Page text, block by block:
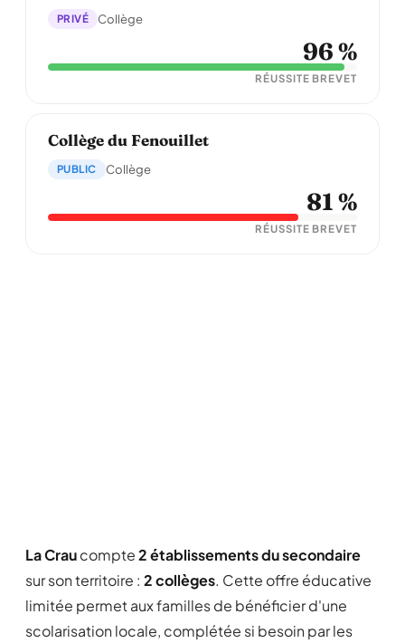
PRIVÉ Collège
96 %
RÉUSSITE BREVET
Collège du Fenouillet
PUBLIC Collège
81 %
RÉUSSITE BREVET
La Craucompte2 établissements du secondaire
sur son territoire : 2 collèges. Cette offre éducative
limitée permet aux familles de bénéficier d'une
scolarisation locale, complétée si besoin par les